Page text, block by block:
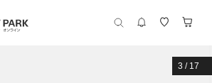
3 / 17